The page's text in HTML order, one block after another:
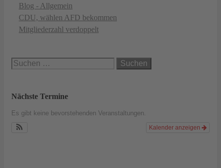
Kategorien
Blog - Allgemein
CDU, wählen AFD bekommen
Mitgliederzahl verdoppelt
Suchen
Nächste Termine
Es gibt keine bevorstehenden Veranstaltungen.
Kalender anzeigen